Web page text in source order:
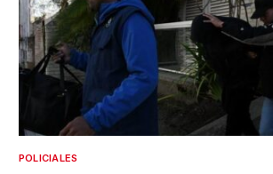
POLICIALES